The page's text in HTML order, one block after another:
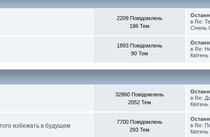
2209 Повідомлень
186 Тем
в Re:
Січень
1893 Повідомлень
90 Тем
в Re:
32860 Повідомлень
2052 Тем
в Re:
избежать в будущем
7700 Повідомлень
293 Тем
в Re: